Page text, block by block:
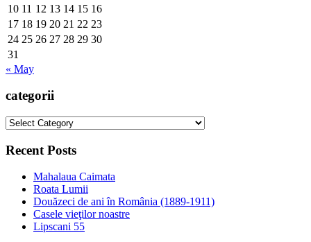
10 11 12 13 14 15 16
17 18 19 20 21 22 23
24 25 26 27 28 29 30
31
« May
categorii
categorii
Recent Posts
Mahalaua Caimata
Roata Lumii
Douăzeci de ani în România (1889-1911)
Casele vieţilor noastre
Lipscani 55